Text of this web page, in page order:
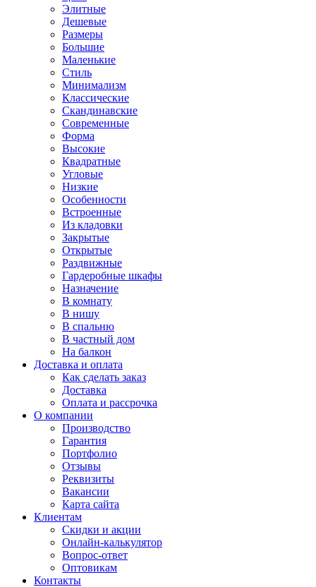
Элитные
Дешевые
Размеры
Большие
Маленькие
Стиль
Минимализм
Классические
Скандинавские
Современные
Форма
Высокие
Квадратные
Угловые
Низкие
Особенности
Встроенные
Из кладовки
Закрытые
Открытые
Раздвижные
Гардеробные шкафы
Назначение
В комнату
В нишу
В спальню
В частный дом
На балкон
Доставка и оплата
Как сделать заказ
Доставка
Оплата и рассрочка
О компании
Производство
Гарантия
Портфолио
Отзывы
Реквизиты
Вакансии
Карта сайта
Клиентам
Скидки и акции
Онлайн-калькулятор
Вопрос-ответ
Оптовикам
Контакты